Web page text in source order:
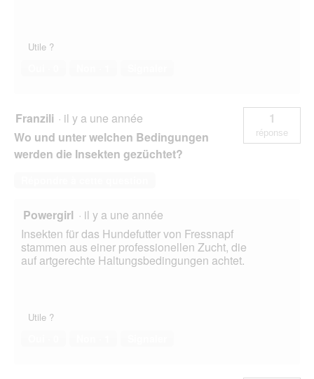
Utile ?
Franzili · il y a une année
Wo und unter welchen Bedingungen
werden die Insekten gezüchtet?
1
réponse
Powergirl · il y a une année
Insekten für das Hundefutter von Fressnapf
stammen aus einer professionellen Zucht, die
auf artgerechte Haltungsbedingungen achtet.
Utile ?